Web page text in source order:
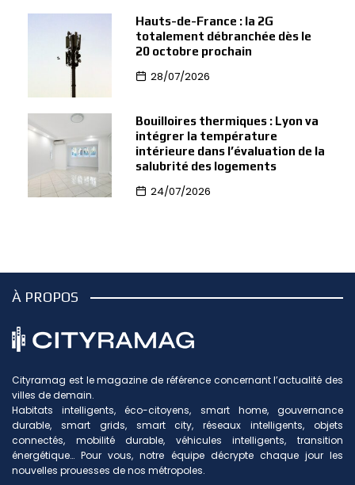
Hauts-de-France : la 2G
totalement débranchée dès le
20 octobre prochain
28/07/2026
Bouilloires thermiques : Lyon va
intégrer la température
intérieure dans l’évaluation de la
salubrité des logements
24/07/2026
À PROPOS
Cityramag est le magazine de référence concernant l’actualité des
villes de demain.
Habitats intelligents, éco-citoyens, smart home, gouvernance
durable, smart grids, smart city, réseaux intelligents, objets
connectés, mobilité durable, véhicules intelligents, transition
énergétique… Pour vous, notre équipe décrypte chaque jour les
nouvelles prouesses de nos métropoles.